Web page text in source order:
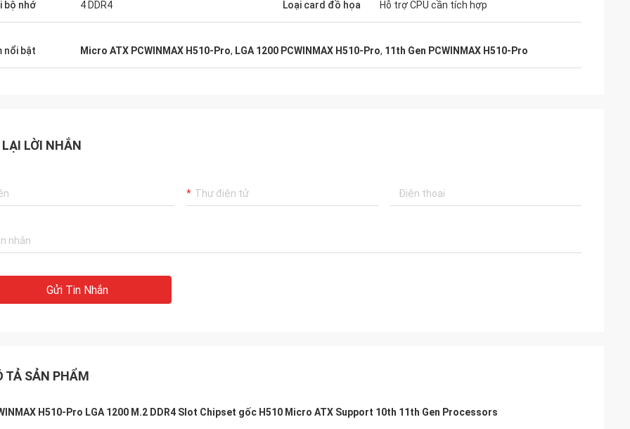
bộ nhớ 4 DDR4 Loại card đồ họa Hỗ trợ CPU cần tích hợp
nổi bật Micro ATX PCWINMAX H510-Pro, LGA 1200 PCWINMAX H510-Pro, 11th Gen PCWINMAX H510-Pro
LỜI NHẮN
Gửi Tin Nhắn
TẢ SẢN PHẨM
H510-Pro LGA 1200 M.2 DDR4 Slot Chipset gốc H510 Micro ATX Support 10th 11th Gen Processors